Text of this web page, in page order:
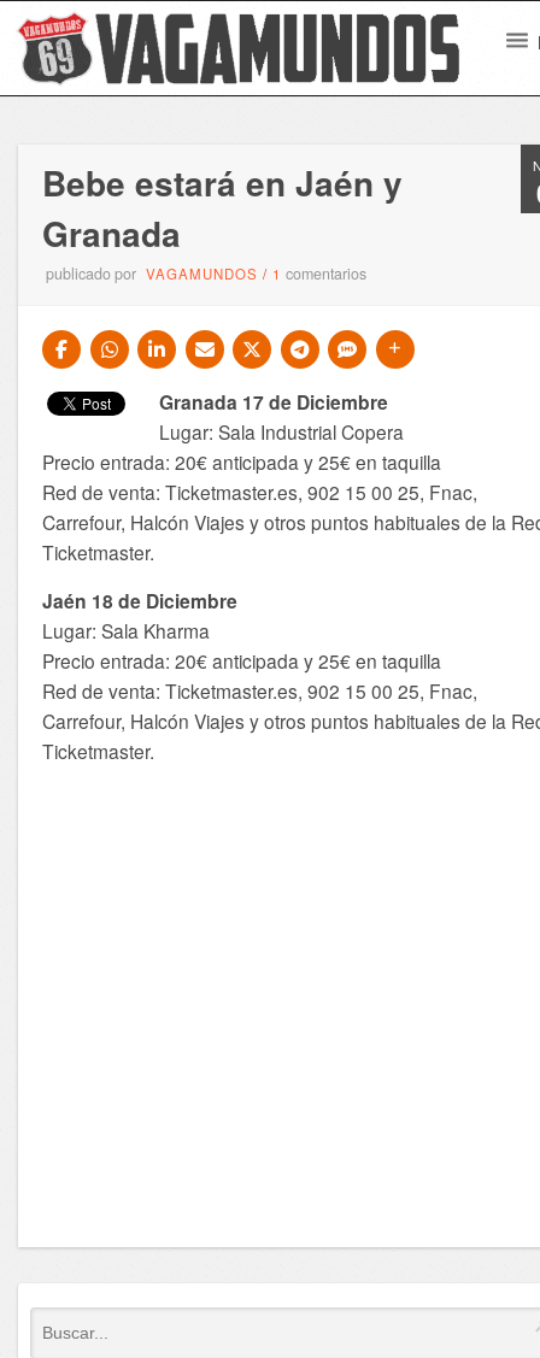
Bebe estará en Jaén y
Granada
publicado por VAGAMUNDOS / 1comentarios
Granada 17 de Diciembre
Lugar: Sala Industrial Copera
Precio entrada: 20€ anticipada y 25€ en taquilla
Red de venta: Ticketmaster.es, 902 15 00 25, Fnac,
Carrefour, Halcón Viajes y otros puntos habituales de la
Ticketmaster.
Jaén 18 de Diciembre
Lugar: Sala Kharma
Precio entrada: 20€ anticipada y 25€ en taquilla
Red de venta: Ticketmaster.es, 902 15 00 25, Fnac,
Carrefour, Halcón Viajes y otros puntos habituales de la
Ticketmaster.